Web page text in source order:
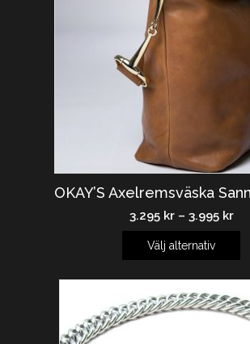
OKAY’S Axelremsväska
3.295 kr– 3.995 kr
Välj alternativ